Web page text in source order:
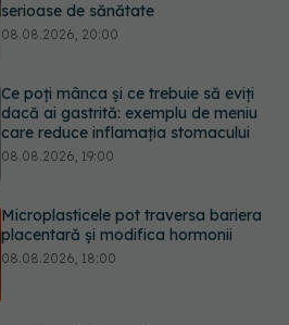
care reduce inflamația stomacului
08.08.2026, 19:00
Microplasticele pot traversa bariera
placentară și modifica hormonii
08.08.2026, 18:00
Trucul genial cu ceai negru pentru
păr. Tot mai multe femei îl adoră
08.08.2026, 17:00